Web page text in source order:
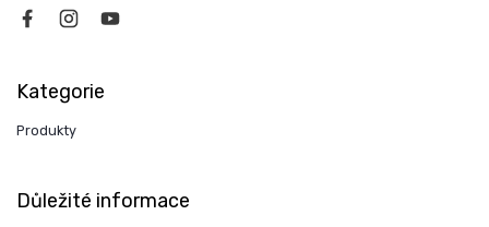
Kategorie
Produkty
Důležité informace